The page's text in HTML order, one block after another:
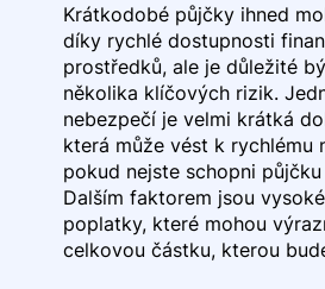
Krátkodobé půjčky ihned
díky rychlé dostupnosti
prostředků, ale je důležité
několika klíčových rizik.
nebezpečí je velmi krátká
která může vést k rychlému
pokud nejste schopni
Dalším faktorem jsou
poplatky, které mohou
celkovou částku, kterou